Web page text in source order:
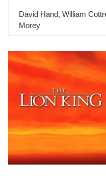
David Hand, William
Morey